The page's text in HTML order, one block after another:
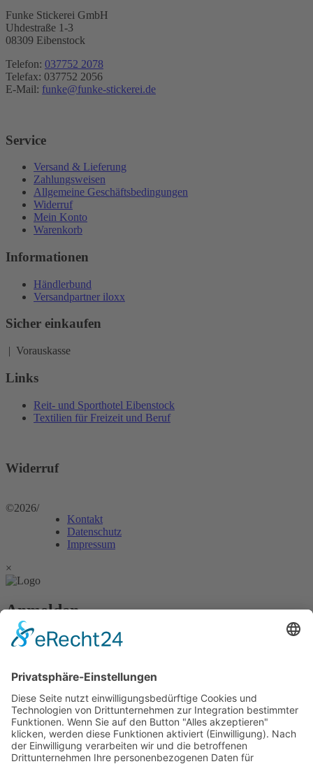
Funke Stickerei GmbH
Uhdestraße 1-3
08309 Eibenstock
Telefon: 037752 2078
Telefax: 037752 2056
E-Mail: funke@funke-stickerei.de
Service
Versand & Lieferung
Zahlungsweisen
Allgemeine Geschäftsbedingungen
Widerruf
Mein Konto
Warenkorb
Informationen
Händlerbund
Versandpartner iloxx
Sicher einkaufen
| Vorauskasse
Links
Reit- und Sporthotel Eibenstock
Textilien für Freizeit und Beruf
Widerruf
©2026/
Kontakt
Datenschutz
Impressum
×
Anmelden
Passwort vergessen?
Angemeldet bleiben
Anmelden